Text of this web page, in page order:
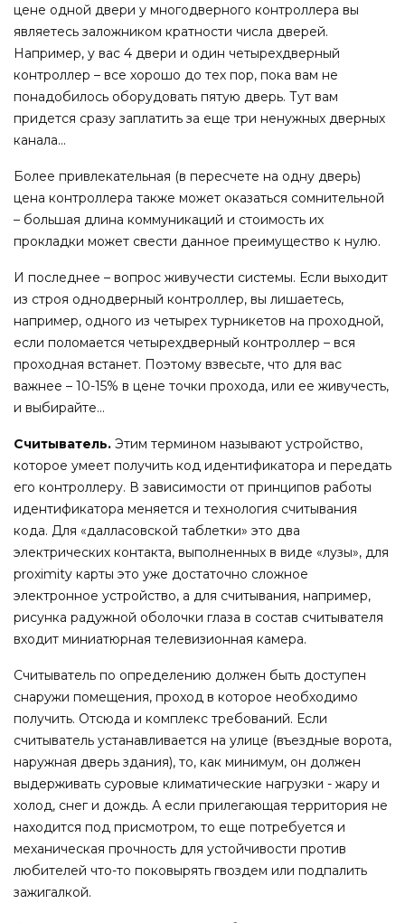
цене одной двери у многодверного контроллера вы
являетесь заложником кратности числа дверей.
Например, у вас 4 двери и один четырехдверный
контроллер – все хорошо до тех пор, пока вам не
понадобилось оборудовать пятую дверь. Тут вам
придется сразу заплатить за еще три ненужных дверных
канала…
Более привлекательная (в пересчете на одну дверь)
цена контроллера также может оказаться сомнительной
– большая длина коммуникаций и стоимость их
прокладки может свести данное преимущество к нулю.
И последнее – вопрос живучести системы. Если выходит
из строя однодверный контроллер, вы лишаетесь,
например, одного из четырех турникетов на проходной,
если поломается четырехдверный контроллер – вся
проходная встанет. Поэтому взвесьте, что для вас
важнее – 10-15% в цене точки прохода, или ее живучесть,
и выбирайте…
Считыватель. Этим термином называют устройство,
которое умеет получить код идентификатора и передать
его контроллеру. В зависимости от принципов работы
идентификатора меняется и технология считывания
кода. Для «далласовской таблетки» это два
электрических контакта, выполненных в виде «лузы», для
proximity карты это уже достаточно сложное
электронное устройство, а для считывания, например,
рисунка радужной оболочки глаза в состав считывателя
входит миниатюрная телевизионная камера.
Считыватель по определению должен быть доступен
снаружи помещения, проход в которое необходимо
получить. Отсюда и комплекс требований. Если
считыватель устанавливается на улице (въездные ворота,
наружная дверь здания), то, как минимум, он должен
выдерживать суровые климатические нагрузки - жару и
холод, снег и дождь. А если прилегающая территория не
находится под присмотром, то еще потребуется и
механическая прочность для устойчивости против
любителей что-то поковырять гвоздем или подпалить
зажигалкой.